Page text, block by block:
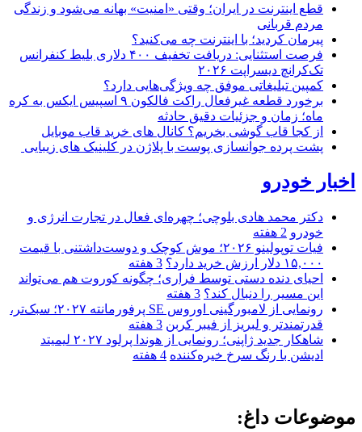
قطع اینترنت در ایران؛ وقتی «امنیت» بهانه می‌شود و زندگی
مردم قربانی
پیرمان کردید؛ با اینترنت چه می‌کنید؟
فرصت استثنایی: دریافت تخفیف ۴۰۰ دلاری بلیط کنفرانس
تک‌کرانچ دیسراپت ۲۰۲۶
کمپین تبلیغاتی موفق چه ویژگی‌هایی دارد؟
برخورد قطعه غیرفعال راکت فالکون ۹ اسپیس ایکس به کره
ماه؛ زمان و جزئیات دقیق حادثه
از کجا قاب گوشی بخریم؟ کانال های خرید قاب موبایل
پشت پرده جوانسازی پوست با پلاژن در کلینیک های زیبایی
اخبار خودرو
دکتر محمد هادی بلوچی؛ چهره‌ای فعال در تجارت انرژی و
خودرو 2 هفته
فیات توپولینو ۲۰۲۶؛ موش کوچک و دوست‌داشتنی با قیمت
۱۵,۰۰۰ دلار ارزش خرید دارد؟
3 هفته
احیای دنده دستی توسط فراری؛ چگونه کوروت هم می‌تواند
این مسیر را دنبال کند؟ 3 هفته
رونمایی از لامبورگینی اوروس SE پرفورمانته ۲۰۲۷؛ سبک‌تر،
قدرتمندتر و لبریز از فیبر کربن 3 هفته
شاهکار جدید ژاپنی؛ رونمایی از هوندا پرلود ۲۰۲۷ لیمیتد
ادیشن با رنگ سرخ خیره‌کننده 4 هفته
موضوعات داغ: